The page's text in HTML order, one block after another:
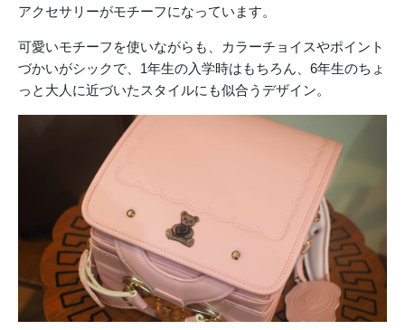
アクセサリーがモチーフになっています。
可愛いモチーフを使いながらも、カラーチョイスやポイント
づかいがシックで、1年生の入学時はもちろん、6年生のちょ
っと大人に近づいたスタイルにも似合うデザイン。